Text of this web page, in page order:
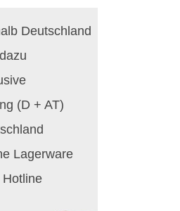
Deutschland
(D + AT)
Lagerware